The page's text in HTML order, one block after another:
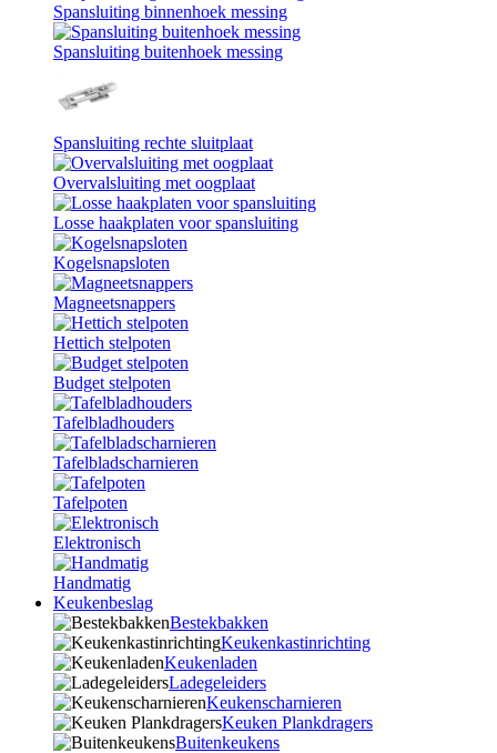
Spansluiting binnenhoek messing
Spansluiting buitenhoek messing
Spansluiting rechte sluitplaat
Overvalsluiting met oogplaat
Losse haakplaten voor spansluiting
Kogelsnapsloten
Magneetsnappers
Hettich stelpoten
Budget stelpoten
Tafelbladhouders
Tafelbladscharnieren
Tafelpoten
Elektronisch
Handmatig
Keukenbeslag
Bestekbakken
Keukenkastinrichting
Keukenladen
Ladegeleiders
Keukenscharnieren
Keuken Plankdragers
Buitenkeukens